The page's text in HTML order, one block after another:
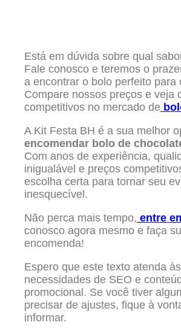
Está em dúvida sobre qual
Fale conosco e teremos o
a encontrar o bolo perfeito para
Compare nossos preços e veja
competitivos no mercado de
A Kit Festa BH é a sua melhor
encomendar bolo de
Com anos de experiência,
inigualável e preços
escolha certa para tornar seu
inesquecível.
Não perca mais tempo, entre
conosco agora mesmo e faça
encomenda!
Espero que este texto atenda
necessidades de SEO e
promocional. Se você tiver
precisar de ajustes, fique à
informar.